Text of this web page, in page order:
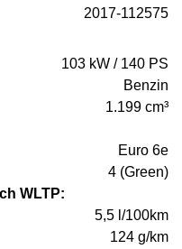
2017-112575
103 kW / 140 PS
Benzin
1.199 cm³
Euro 6e
4 (Green)
WLTP:
5,5 l/100km
124 g/km